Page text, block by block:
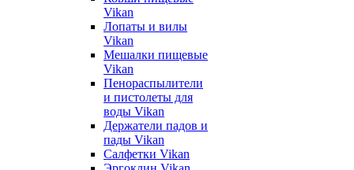
Vikan
Лопаты и вилы
Vikan
Мешалки пищевые
Vikan
Пенораспылители
и пистолеты для
воды Vikan
Держатели падов и
пады Vikan
Салфетки Vikan